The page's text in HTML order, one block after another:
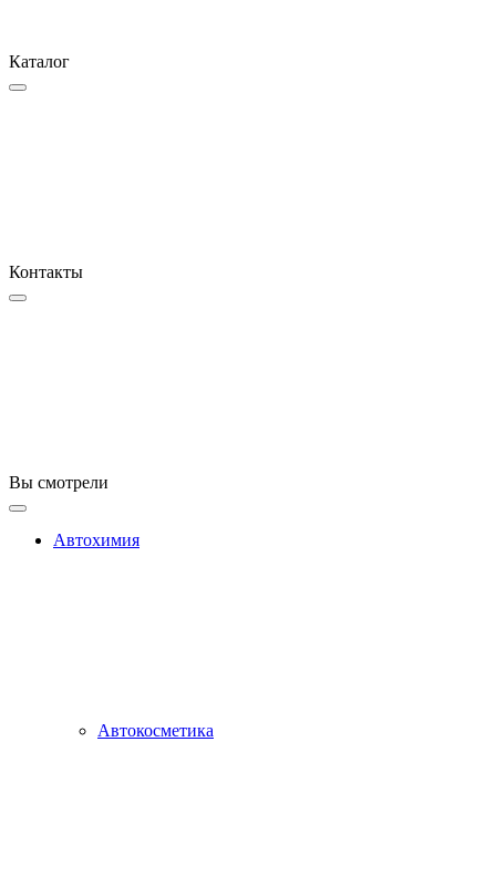
Каталог
Контакты
Вы смотрели
Автохимия
Автокосметика